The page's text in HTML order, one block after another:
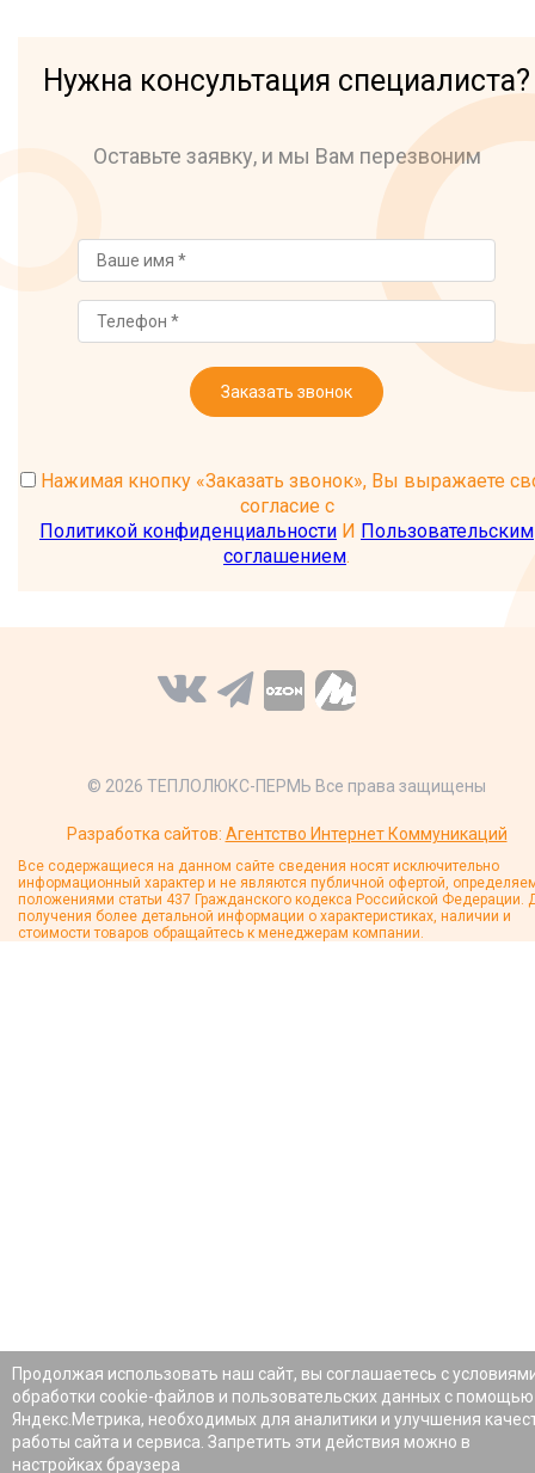
Нужна консультация специалиста?
Оставьте заявку, и мы Вам перезвоним
Заказать звонок
Нажимая кнопку «Заказать звонок», Вы выражаете
согласие с
Политикой конфиденциальности И Пользовательским
соглашением.
© 2026 ТЕПЛОЛЮКС-ПЕРМЬ Все права защищены
Разработка сайтов: Агентство Интернет Коммуникаций
Все содержащиеся на данном сайте сведения носят исключительно
информационный характер и не являются публичной офертой,
положениями статьи 437 Гражданского кодекса Российской Федерации.
получения более детальной информации о характеристиках, наличии и
стоимости товаров обращайтесь к менеджерам компании.
Продолжая использовать наш сайт, вы соглашаетесь с
обработки cookie-файлов и пользовательских данных с помощью
Яндекс.Метрика, необходимых для аналитики и улучшения
работы сайта и сервиса. Запретить эти действия можно в
настройках браузера